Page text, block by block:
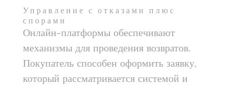
Управление с отказами плюс
спорами
Онлайн-платформы обеспечивают
механизмы для проведения возвратов.
Покупатель способен оформить заявку,
который рассматривается системой и